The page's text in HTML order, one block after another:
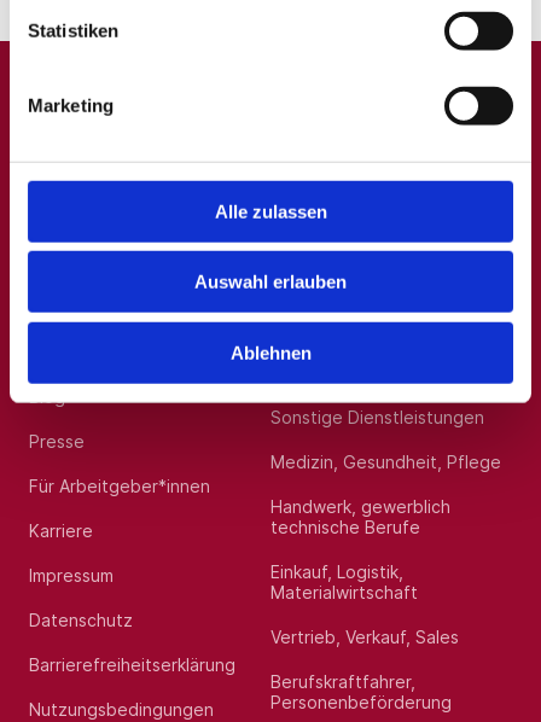
Statistiken
Marketing
Alle zulassen
Auswahl erlauben
Ablehnen
P Q
R S T U V W X Y Z 0-9
Presse
Für Arbeitgeber*innen
Karriere
Impressum
Datenschutz
Barrierefreiheitserklärung
Nutzungsbedingungen
Beliebte Kategorien
Hilfskräfte, Aushilfs- und
Sonstige Dienstleistungen
Medizin, Gesundheit, Pflege
Handwerk, gewerblich
technische Berufe
Einkauf, Logistik,
Materialwirtschaft
Vertrieb, Verkauf, Sales
Berufskraftfahrer,
Personenbeförderung